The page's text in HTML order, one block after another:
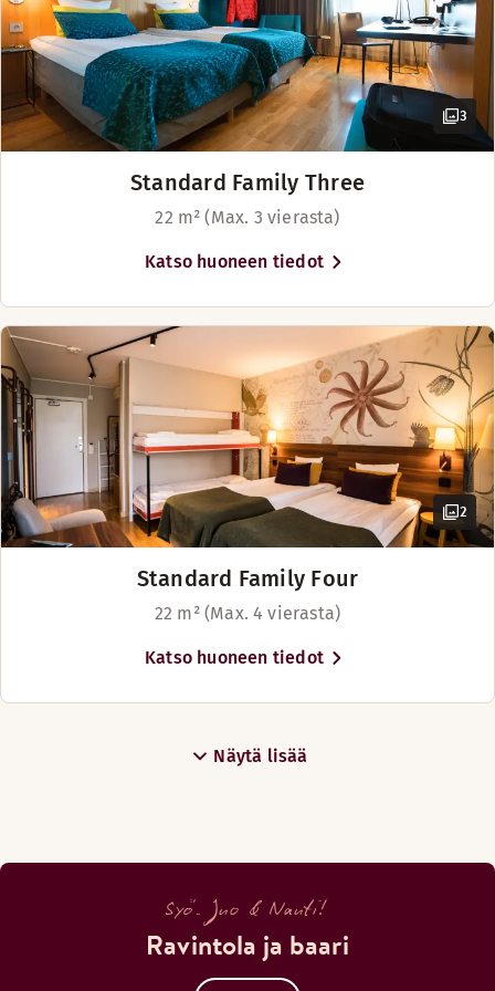
3
Standard Family Three
22 m² (Max. 3 vierasta)
Katso huoneen tiedot
2
Standard Family Four
22 m² (Max. 4 vierasta)
Katso huoneen tiedot
Näytä lisää
Syö. Juo & Nauti!
Ravintola ja baari